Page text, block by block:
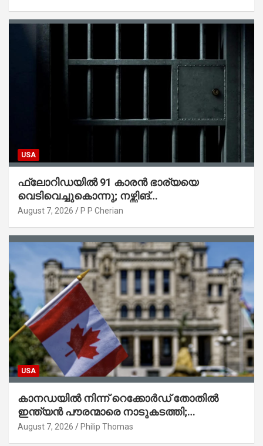
USA
ഫ്ലോറിഡയിൽ 91 കാരൻ ഭാര്യയെ
വെടിവെച്ചുകൊന്നു; നഴ്സിങ്
ഹോമിലാക്കില്ലെന്ന് നൽകിയ വാഗ്ദാനം
August 7, 2026 P P Cherian
USA
കാനഡയിൽ നിന്ന് റെക്കോർഡ് തോതിൽ
ഇന്ത്യൻ പൗരന്മാരെ നാടുകടത്തി;
ആറുമാസത്തിനിടെ 3,323 പേർ
August 7, 2026 Philip Thomas